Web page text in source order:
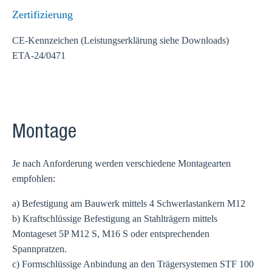
Zertifizierung
CE-Kennzeichen (Leistungserklärung siehe Downloads)
ETA-24/0471
Montage
Je nach Anforderung werden verschiedene Montagearten
empfohlen:
a) Befestigung am Bauwerk mittels 4 Schwerlastankern M12
b) Kraftschlüssige Befestigung an Stahlträgern mittels
Montageset 5P M12 S, M16 S oder entsprechenden
Spannpratzen.
c) Formschlüssige Anbindung an den Trägersystemen STF 100